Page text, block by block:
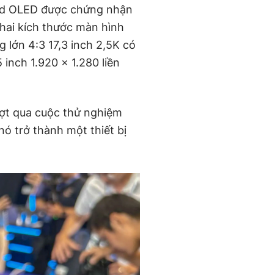
OLED được chứng nhận
kích thước màn hình
lớn 4:3 17,3 inch 2,5K có
1.920 x 1.280 liền
qua cuộc thử nghiệm
trở thành một thiết bị